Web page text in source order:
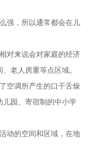
强，所以通常都会在儿
对来说会对家庭的经济
老人房重等点区域。
空调所产生的口干舌燥
儿园、寄宿制的中小学
动的空间和区域，在地